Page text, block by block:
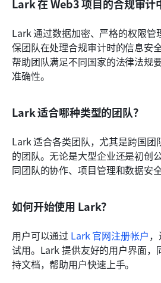
Lark 在 Web3 项目的合规审计
Lark 通过数据加密、严格的权限管
保团队在处理合规审计时的信息安
帮助团队满足不同国家的法律法规
准确性。
Lark 适合哪种类型的团队？
Lark 适合各类团队，尤其是跨国团
的团队。无论是大型企业还是初创
同团队的协作、项目管理和数据安
如何开始使用 Lark？
用户可以通过 Lark 官网注册帐户
试用。Lark 提供友好的用户界面，
持文档，帮助用户快速上手。